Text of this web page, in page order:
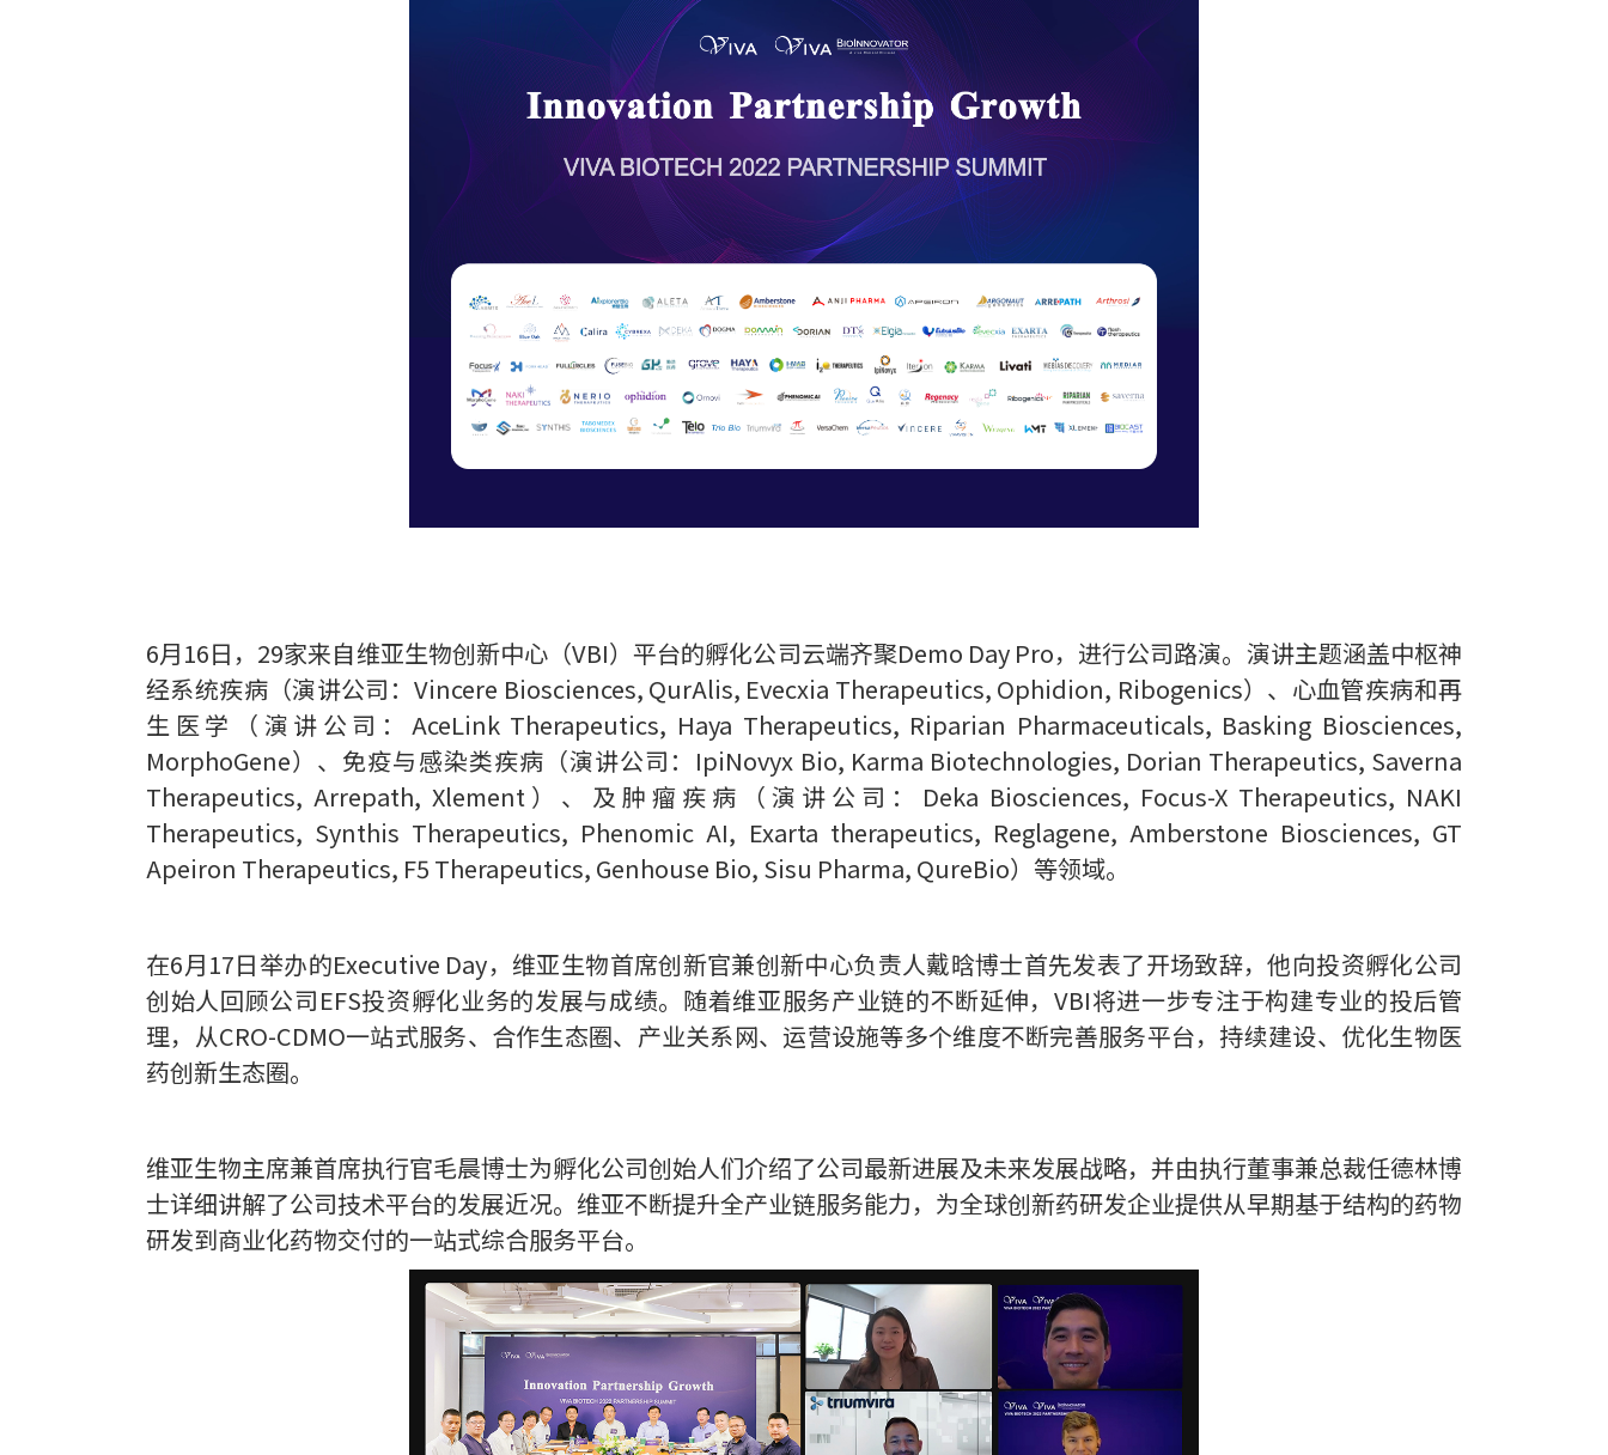
6月16日，29家来自维亚生物创新中心（VBI）平台的孵化公司云端齐聚Demo Day Pro，进行公司路演。演讲主题涵盖中枢神
经系统疾病（演讲公司：Vincere Biosciences, QurAlis, Evecxia Therapeutics, Ophidion, Ribogenics）、心血管疾病和再
生医学（演讲公司：AceLink Therapeutics, Haya Therapeutics, Riparian Pharmaceuticals, Basking Biosciences,
MorphoGene）、免疫与感染类疾病（演讲公司：IpiNovyx Bio, Karma Biotechnologies, Dorian Therapeutics, Saverna
Therapeutics, Arrepath, Xlement）、及肿瘤疾病（演讲公司：Deka Biosciences, Focus-X Therapeutics, NAKI
Therapeutics, Synthis Therapeutics, Phenomic AI, Exarta therapeutics, Reglagene, Amberstone Biosciences, GT
Apeiron Therapeutics, F5 Therapeutics, Genhouse Bio, Sisu Pharma, QureBio）等领域。
在6月17日举办的Executive Day，维亚生物首席创新官兼创新中心负责人戴晗博士首先发表了开场致辞，他向投资孵化公司
创始人回顾公司EFS投资孵化业务的发展与成绩。随着维亚服务产业链的不断延伸，VBI将进一步专注于构建专业的投后管
理，从CRO-CDMO一站式服务、合作生态圈、产业关系网、运营设施等多个维度不断完善服务平台，持续建设、优化生物医
药创新生态圈。
维亚生物主席兼首席执行官毛晨博士为孵化公司创始人们介绍了公司最新进展及未来发展战略，并由执行董事兼总裁任德林博
士详细讲解了公司技术平台的发展近况。维亚不断提升全产业链服务能力，为全球创新药研发企业提供从早期基于结构的药物
研发到商业化药物交付的一站式综合服务平台。